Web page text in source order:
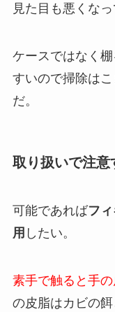
見た目も悪くなっ
ケースではなく
すいので掃除は
だ。
取り扱いで注意
可能であればフ
用 したい。
素手で触ると手
の皮脂はカビの餌